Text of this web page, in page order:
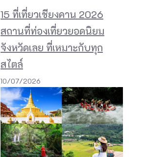
15 ที่เที่ยวเชียงคาน 2026
สถานที่ท่องเที่ยวยอดนิยม
จังหวัดเลย ที่เหมาะกับทุก
สไตล์
10/07/2026